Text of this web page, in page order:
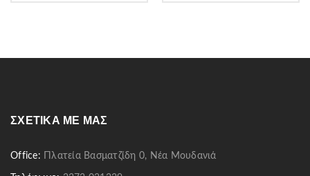
ΣΧΕΤΙΚΆ ΜΕ ΜΑΣ
Office: Πλατεία Βασματζίδη 0, Νέα Μουδανιά